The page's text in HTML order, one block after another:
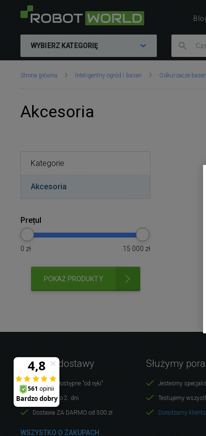
WYBIERZ KATEGORIĘ
Znajdujesz
Strona główna Inteligentny ogród i basen Odkurzacze
Akcesoria
Kategorie
Akcesoria
Prețul
0 zł 15 000 zł
POKAŻ PRODUKTY
Warunki dostawy
Produkty dostępne "od ręki"
Dostawa do 2. dni
Dostawa ZA DARMO od 500 zł
WSZYSTKO O ZAKUPACH
Służymy
Jesteśmy
Testujemy
Doradzamy